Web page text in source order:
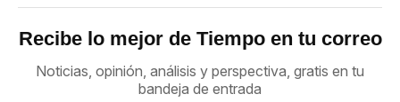
Recibe lo mejor de Tiempo en tu correo
Noticias, opinión, análisis y perspectiva, gratis en tu
bandeja de entrada